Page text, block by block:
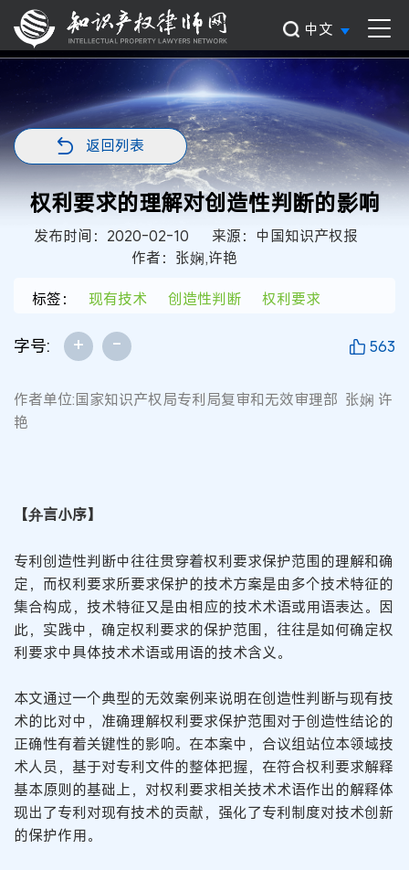
中文
返回列表
权利要求的理解对创造性判断的影响
发布时间：2020-02-10
来源：中国知识产权报
作者：张娴,许艳
标签： 现有技术 创造性判断 权利要求
字号: + - 563
作者单位:国家知识产权局专利局复审和无效审理部 张娴 许
艳
【弁言小序】
专利创造性判断中往往贯穿着权利要求保护范围的理解和确
定，而权利要求所要求保护的技术方案是由多个技术特征的
集合构成，技术特征又是由相应的技术术语或用语表达。因
此，实践中，确定权利要求的保护范围，往往是如何确定权
利要求中具体技术术语或用语的技术含义。
本文通过一个典型的无效案例来说明在创造性判断与现有技
术的比对中，准确理解权利要求保护范围对于创造性结论的
正确性有着关键性的影响。在本案中，合议组站位本领域技
术人员，基于对专利文件的整体把握，在符合权利要求解释
基本原则的基础上，对权利要求相关技术术语作出的解释体
现出了专利对现有技术的贡献，强化了专利制度对技术创新
的保护作用。